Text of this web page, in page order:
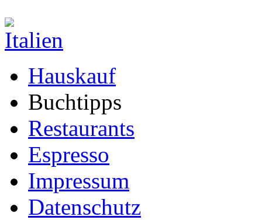
Hauskauf
Buchtipps
Restaurants
Espresso
Impressum
Datenschutz